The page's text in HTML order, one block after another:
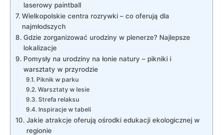
laserowy paintball
Wielkopolskie centra rozrywki – co oferują​ dla
najmłodszych
Gdzie⁤ zorganizować urodziny w ⁤plenerze? Najlepsze
lokalizacje
Pomysły‌ na ‌urodziny na‍ łonie⁢ natury ​– pikniki i
warsztaty ⁢w przyrodzie
Piknik⁤ w ​parku
Warsztaty​ w lesie
Strefa relaksu
Inspiracje w‍ tabeli
Jakie atrakcje oferują‌ ośrodki ⁣edukacji ⁤ekologicznej w
regionie